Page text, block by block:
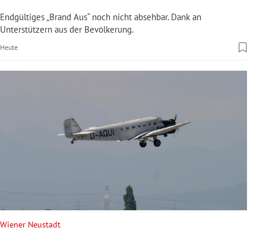
Endgültiges „Brand Aus“ noch nicht absehbar. Dank an
Unterstützern aus der Bevölkerung.
Heute
Wiener Neustadt